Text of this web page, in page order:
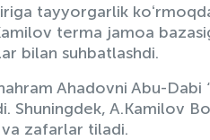
tayyorgarlik
terma jamoa
bilan suhbatlashdi.
Ahadovni Abu-Dabi
Shuningdek, A.Kamilov
zafarlar tiladi.